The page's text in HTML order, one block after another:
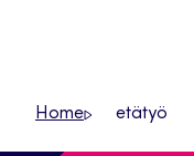
Home etätyö